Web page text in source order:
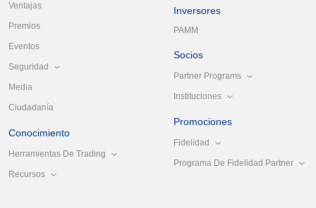
Ventajas
Premios
Eventos
Seguridad
Media
Ciudadanía
Conocimiento
Herramientas De Trading
Recursos
Inversores
PAMM
Socios
Partner Programs
Instituciones
Promociones
Fidelidad
Programa De Fidelidad Partner